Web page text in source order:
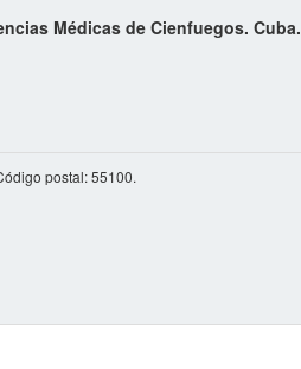
Médicas de Cienfuegos. Cuba.
postal: 55100.